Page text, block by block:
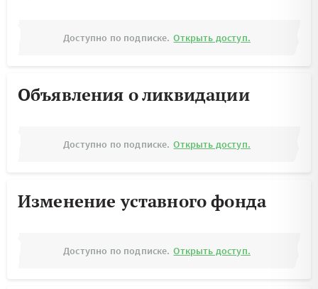
Доступно по подписке. Открыть доступ.
Объявления о ликвидации
Доступно по подписке. Открыть доступ.
Изменение уставного фонда
Доступно по подписке. Открыть доступ.